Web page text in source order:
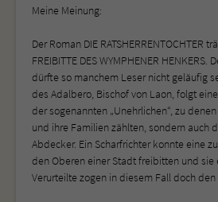
Meine Meinung:
Der Roman DIE RATSHERRENTOCHTER
FREIBITTE DES WYMPHENER
dürfte so manchem Leser nicht geläufig
des Adalbero, Bischof von Laon, folgt
der sogenannten „Unehrlichen“, zu
und ihre Familien zählten, sondern auch
Abdecker. Ein Scharfrichter konnte eine
den Oberen einer Stadt freibitten und sie
Verurteilte zogen in diesem Fall doch den